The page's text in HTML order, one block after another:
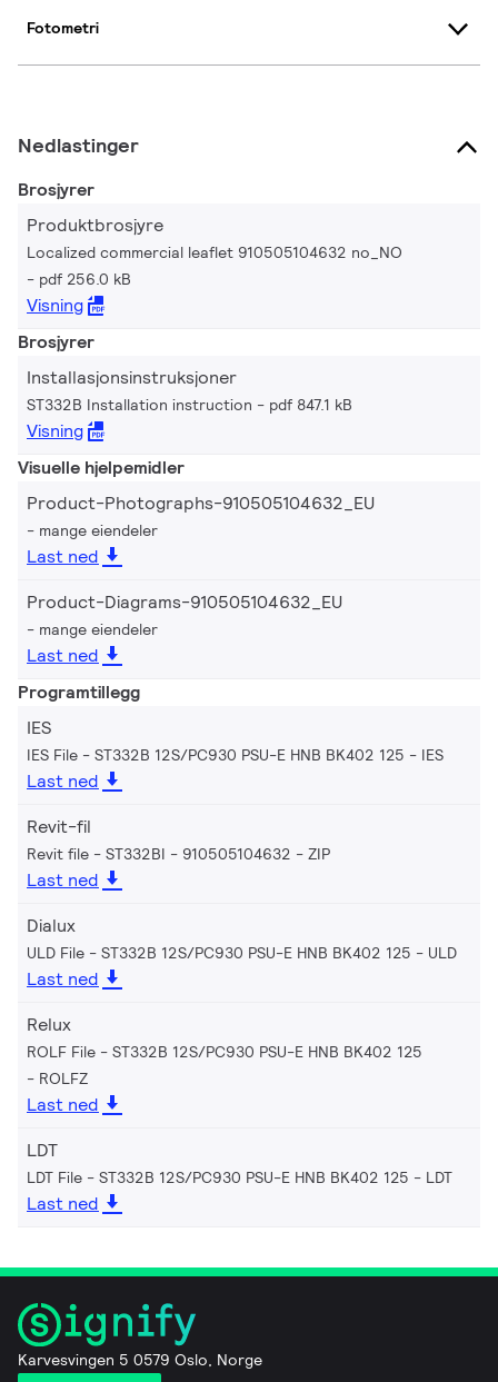
Fotometri
Nedlastinger
Brosjyrer
Produktbrosjyre
Localized commercial leaflet 910505104632 no_NO
pdf 256.0 kB
Visning
Brosjyrer
Installasjonsinstruksjoner
ST332B Installation instruction pdf 847.1 kB
Visning
Visuelle hjelpemidler
Product-Photographs-910505104632_EU
mange eiendeler
Last ned
Product-Diagrams-910505104632_EU
mange eiendeler
Last ned
Programtillegg
IES
IES File - ST332B 12S/PC930 PSU-E HNB BK402 125 IES
Last ned
Revit-fil
Revit file - ST332BI - 910505104632 ZIP
Last ned
Dialux
ULD File - ST332B 12S/PC930 PSU-E HNB BK402 125 ULD
Last ned
Relux
ROLF File - ST332B 12S/PC930 PSU-E HNB BK402 125
ROLFZ
Last ned
LDT
LDT File - ST332B 12S/PC930 PSU-E HNB BK402 125 LDT
Last ned
Karvesvingen 5 0579 Oslo, Norge